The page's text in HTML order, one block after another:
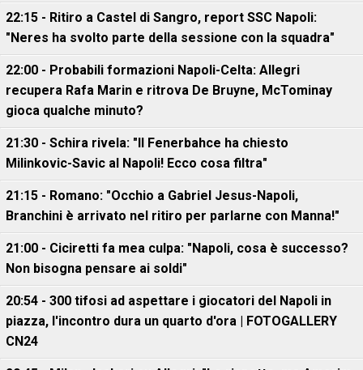
22:15 - Ritiro a Castel di Sangro, report SSC Napoli:
"Neres ha svolto parte della sessione con la squadra"
22:00 - Probabili formazioni Napoli-Celta: Allegri
recupera Rafa Marin e ritrova De Bruyne, McTominay
gioca qualche minuto?
21:30 - Schira rivela: "Il Fenerbahce ha chiesto
Milinkovic-Savic al Napoli! Ecco cosa filtra"
21:15 - Romano: "Occhio a Gabriel Jesus-Napoli,
Branchini è arrivato nel ritiro per parlarne con Manna!"
21:00 - Ciciretti fa mea culpa: "Napoli, cosa è successo?
Non bisogna pensare ai soldi"
20:54 - 300 tifosi ad aspettare i giocatori del Napoli in
piazza, l'incontro dura un quarto d'ora | FOTOGALLERY
CN24